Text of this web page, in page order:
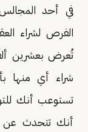
في أحد
تُعرض بعشرين
شراء أي منها
أنك تتحدث عن